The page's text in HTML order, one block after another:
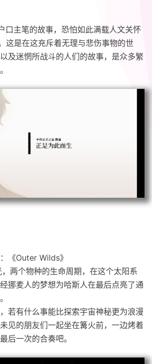
口主笔的故事，恐怕如此满载人文关怀
这是在这充斥着无理与悲伤事物的世
及迷惘所战斗的人们的故事，是众多繁
《Outer Wilds》
两个物种的生命周期，在这个太阳系
挪麦人的梦想为哈斯人在最后点亮了通
若有什么事能比探索宇宙神秘更为浪漫
见的朋友们一起坐在篝火前，一边烤着
后一次的合奏吧。